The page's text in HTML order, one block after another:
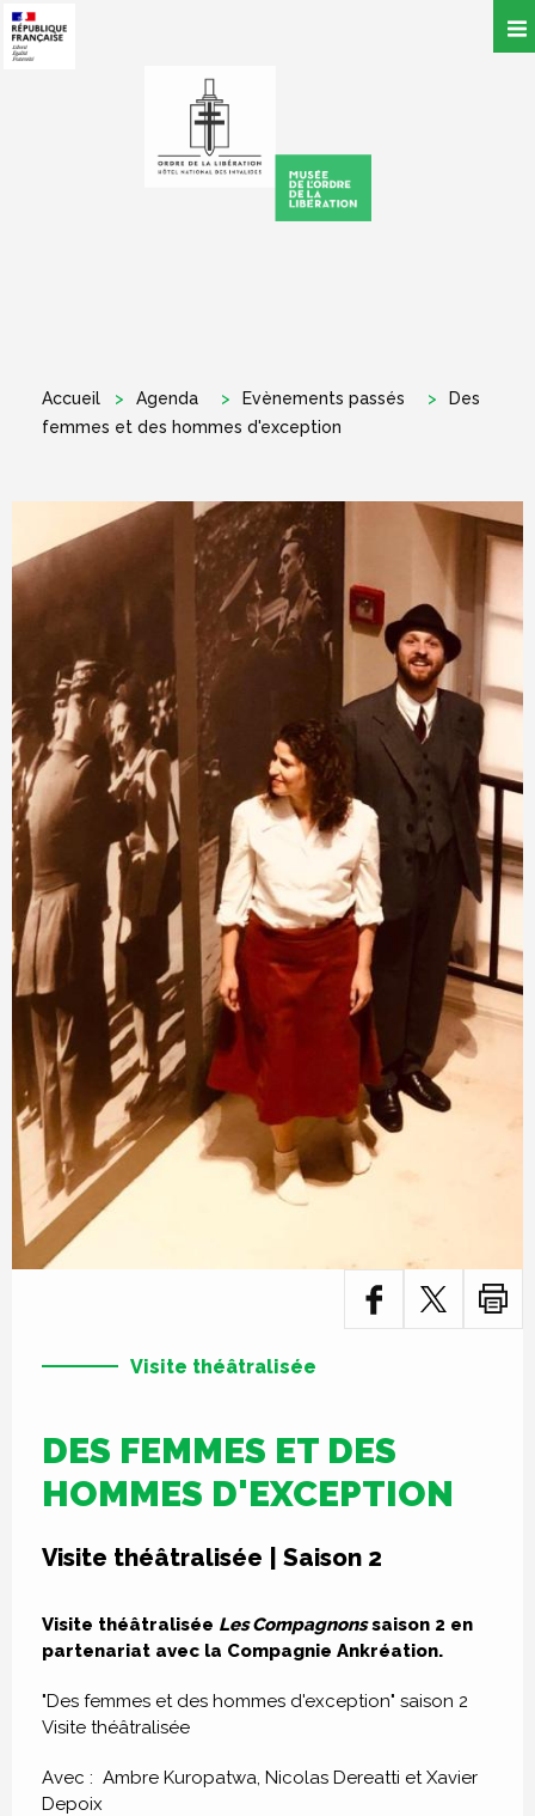
Accueil Agenda Evènements passés
Des
femmes et des hommes d'exception
Visite théâtralisée
DES FEMMES ET DES
HOMMES D'EXCEPTION
Visite théâtralisée | Saison 2
Visite théâtralisée Les Compagnonssaison 2 en
partenariat avec la Compagnie Ankréation.
"Des femmes et des hommes d'exception" saison 2
Visite théâtralisée
Avec : Ambre Kuropatwa, Nicolas Dereatti et Xavier
Depoix